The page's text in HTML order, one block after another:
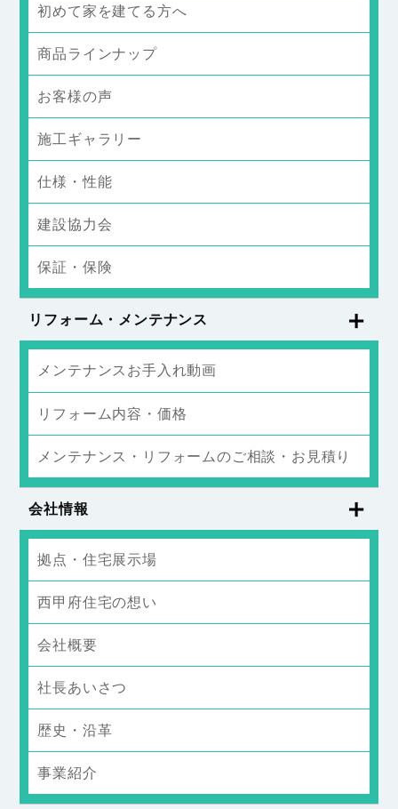
初めて家を建てる方へ
商品ラインナップ
お客様の声
施工ギャラリー
仕様・性能
建設協力会
保証・保険
リフォーム・メンテナンス
メンテナンスお手入れ動画
リフォーム内容・価格
メンテナンス・リフォームのご相談・お見積り
会社情報
拠点・住宅展示場
西甲府住宅の想い
会社概要
社長あいさつ
歴史・沿革
事業紹介